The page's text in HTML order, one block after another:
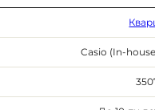
Casio (In-